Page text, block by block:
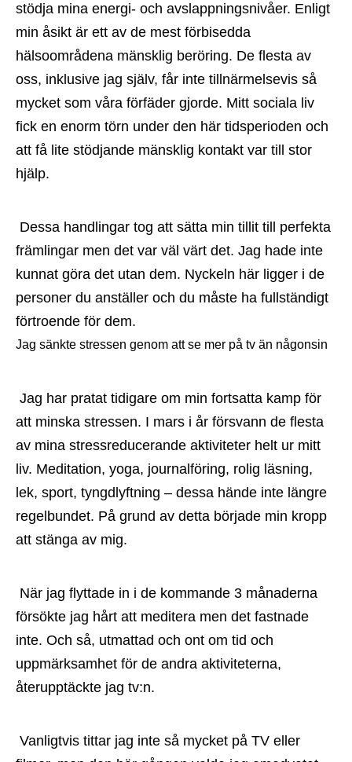
stödja mina energi- och avslappningsnivåer. Enligt
min åsikt är ett av de mest förbisedda
hälsoområdena mänsklig beröring. De flesta av
oss, inklusive jag själv, får inte tillnärmelsevis så
mycket som våra förfäder gjorde. Mitt sociala liv
fick en enorm törn under den här tidsperioden och
att få lite stödjande mänsklig kontakt var till stor
hjälp.
främlingar men det var väl värt det. Jag hade inte
kunnat göra det utan dem. Nyckeln här ligger i de
personer du anställer och du måste ha fullständigt
förtroende för dem.
Jag sänkte stressen genom att se mer på tv än någonsin
att minska stressen. I mars i år försvann de flesta
av mina stressreducerande aktiviteter helt ur mitt
liv. Meditation, yoga, journalföring, rolig läsning,
lek, sport, tyngdlyftning – dessa hände inte längre
regelbundet. På grund av detta började min kropp
att stänga av mig.
försökte jag hårt att meditera men det fastnade
inte. Och så, utmattad och ont om tid och
uppmärksamhet för de andra aktiviteterna,
återupptäckte jag tv:n.